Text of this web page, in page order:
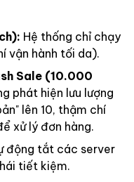
Hệ thống chỉ chạy
vận hành tối da).
Sale (10.000
phát hiện lưu lượng
lên 10, thậm chí
xử lý đơn hàng.
động tắt các server
tiết kiệm.